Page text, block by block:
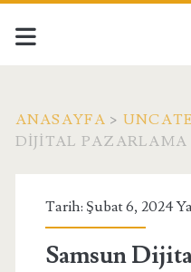
ANASAYFA >
DIJITAL
Tarih: Şubat 6, 2024
Samsun